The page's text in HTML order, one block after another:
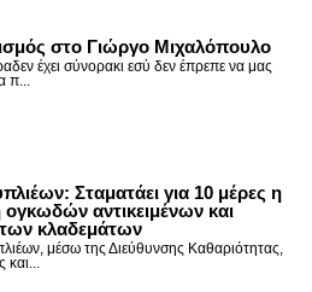
στο Γιώργο Μιχαλόπουλο
έχει σύνορακι εσύ δεν έπρεπε να μας
π...
Σταματάει για 10 μέρες η
αντικειμένων και
κλαδεμάτων
μέσω της Διεύθυνσης Καθαριότητας,
και...